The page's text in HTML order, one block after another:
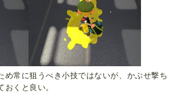
め常に狙うべき小技ではないが、かぶせ撃ち
おくと良い。